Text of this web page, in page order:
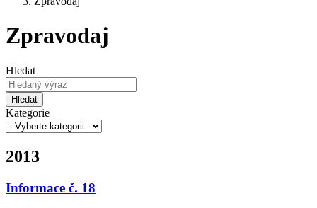
Zpravodaj
Hledat
Hledat
Kategorie
2013
Informace č. 18